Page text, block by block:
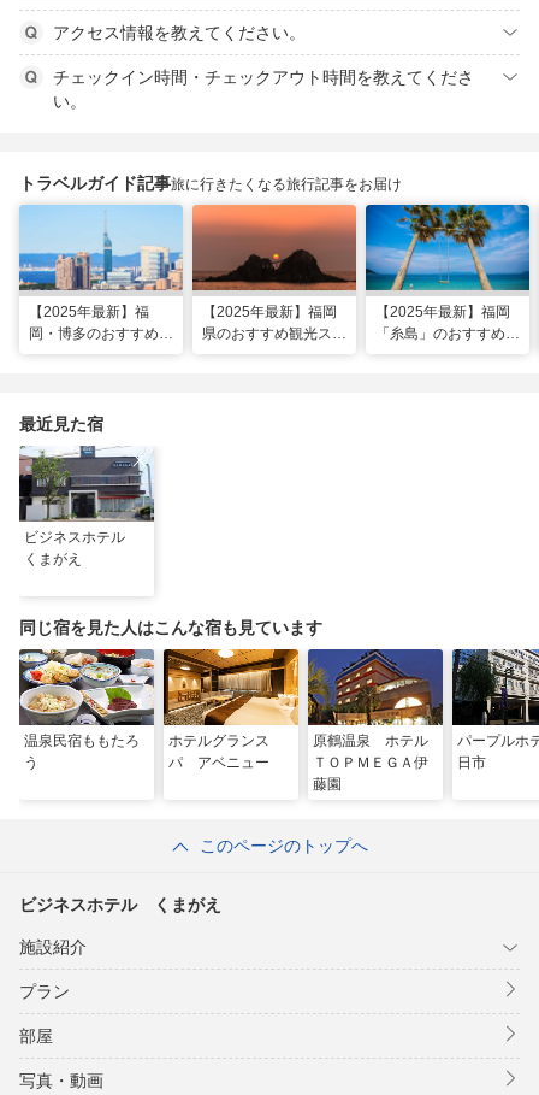
アクセス情報を教えてください。
チェックイン時間・チェックアウト時間を教えてくださ
い。
トラベルガイド記事旅に行きたくなる旅行記事をお届け
【2025年最新】福
岡・博多のおすすめ観
【2025年最新】福岡
県のおすすめ観光スポ
【2025年最新】福岡
「糸島」のおすすめ観
最近見た宿
ビジネスホテル
くまがえ
同じ宿を見た人はこんな宿も見ています
温泉民宿ももたろ
う
ホテルグランス
パ アベニュー
原鶴温泉 ホテル
ＴＯＰＭＥＧＡ伊
藤園
パープルホ
日市
このページのトップへ
ビジネスホテル くまがえ
施設紹介
プラン
部屋
写真・動画